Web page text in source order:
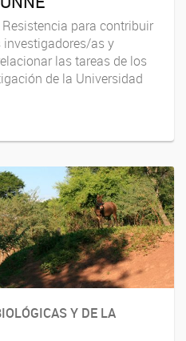
para contribuir
as y
las tareas de los
de la Universidad
Y DE LA